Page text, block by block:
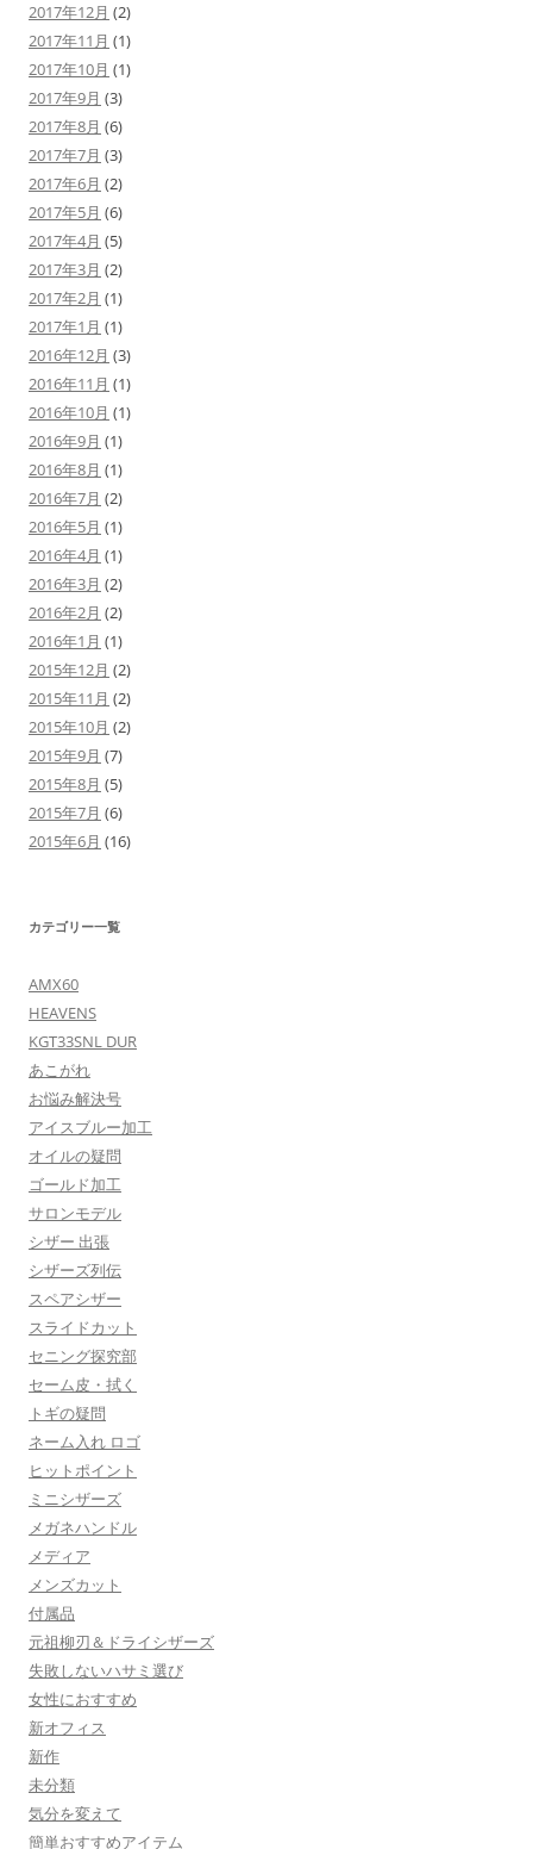
2017年12月 (2)
2017年11月 (1)
2017年10月 (1)
2017年9月 (3)
2017年8月 (6)
2017年7月 (3)
2017年6月 (2)
2017年5月 (6)
2017年4月 (5)
2017年3月 (2)
2017年2月 (1)
2017年1月 (1)
2016年12月 (3)
2016年11月 (1)
2016年10月 (1)
2016年9月 (1)
2016年8月 (1)
2016年7月 (2)
2016年5月 (1)
2016年4月 (1)
2016年3月 (2)
2016年2月 (2)
2016年1月 (1)
2015年12月 (2)
2015年11月 (2)
2015年10月 (2)
2015年9月 (7)
2015年8月 (5)
2015年7月 (6)
2015年6月 (16)
カテゴリー一覧
AMX60
HEAVENS
KGT33SNL DUR
あこがれ
お悩み解決号
アイスブルー加工
オイルの疑問
ゴールド加工
サロンモデル
シザー 出張
シザーズ列伝
スペアシザー
スライドカット
セニング探究部
セーム皮・拭く
トギの疑問
ネーム入れ ロゴ
ヒットポイント
ミニシザーズ
メガネハンドル
メディア
メンズカット
付属品
元祖柳刃＆ドライシザーズ
失敗しないハサミ選び
女性におすすめ
新オフィス
新作
未分類
気分を変えて
簡単おすすめアイテム